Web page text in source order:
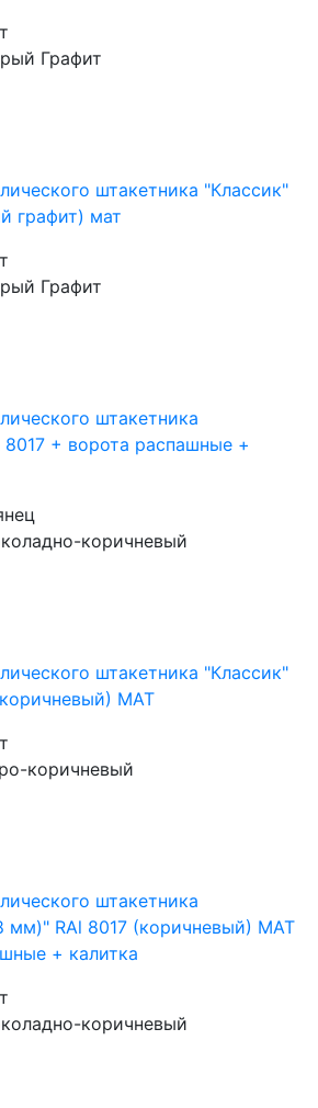
Графит
штакетника "Классик"
графит) мат
Графит
штакетника
+ ворота распашные +
коричневый
штакетника "Классик"
MAT
коричневый
штакетника
RAl 8017 (коричневый) MAT
+ калитка
коричневый